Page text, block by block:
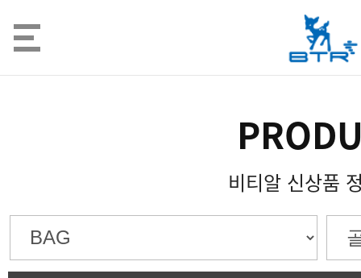
비티알 신상품